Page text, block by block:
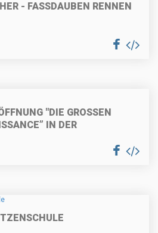
- FASSDAUBEN RENNEN
"DIE GROSSEN M
IN DER T